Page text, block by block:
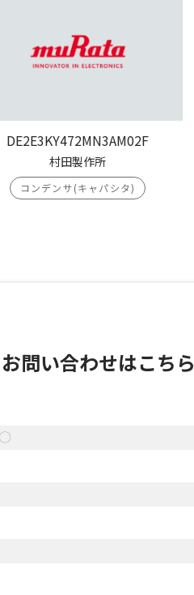
DE2E3KY472MN3AM02F
村田製作所
コンデンサ(キャパシタ)
お問い合わせはこちら